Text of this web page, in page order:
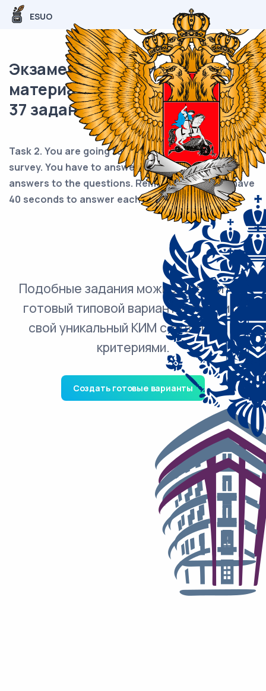
ESUO
Экзаменационный (типовой)
материал ОГЭ / Английский /
37 задание (24) / 41
Task 2. You are going to take part in a telephone
survey. You have to answer six questions. Give full
answers to the questions. Remember that you have
40 seconds to answer each question.
Подобные задания можно добавить в
готовый типовой вариант и получить
свой уникальный КИМ с ответами и
критериями.
Создать готовые варианты